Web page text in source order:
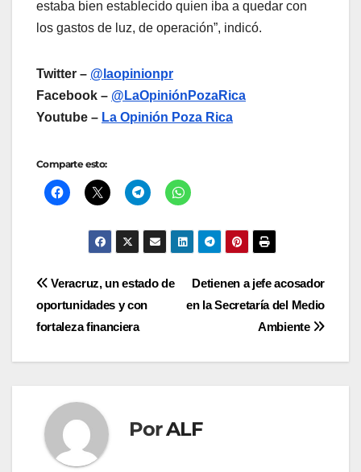
estaba bien establecido quien iba a quedar con
los gastos de luz, de operación”, indicó.
Twitter – @laopinionpr
Facebook – @LaOpiniónPozaRica
Youtube – La Opinión Poza Rica
Comparte esto:
Navegación
de
entradas
Detienen a jefe acosador
en la Secretaría del Medio
Ambiente
Veracruz, un estado de
oportunidades y con
fortaleza financiera
PorALF